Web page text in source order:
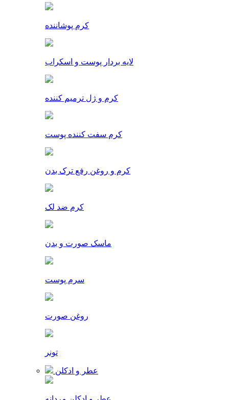
کرم پوشاننده
لایه بردار پوست و اسکراب
کرم و ژل ترمیم کننده
کرم سفت کننده پوست
کرم و روغن رفع ترک بدن
کرم ضد لک
ماسک صورت و بدن
سرم پوست
روغن صورت
تونر
عطر و ادکلن